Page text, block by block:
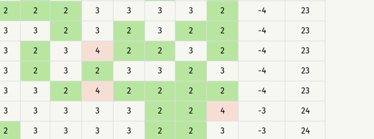
2 2 2 3 3 3 3 2 -4
23
3 3 2 3 2 3 2 2 -4
23
3 2 3 4 2 2 3 2 -4
23
3 2 3 2 3 3 2 3 -4
23
3 3 2 4 2 2 2 2 -4
23
3 3 3 3 3 2 2 4 -3
24
2 3 3 3 3 2 2 3 -3
24